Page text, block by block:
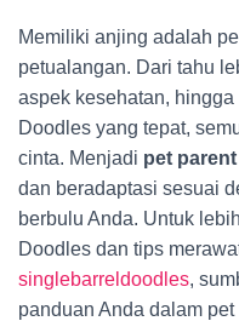
Memiliki anjing adalah
petualangan. Dari tahu
aspek kesehatan,
Doodles yang tepat,
cinta. Menjadi pet parent
dan beradaptasi sesuai
berbulu Anda. Untuk
Doodles dan tips
singlebarreldoodles,
panduan Anda dalam